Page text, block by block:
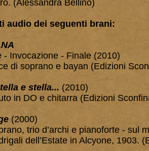
(Alessandra Bellino)
audio dei seguenti brani:
- Invocazione - Finale (2010)
di soprano e bayan (Edizioni
e stella... (2010)
in DO e chitarra (Edizioni
(2000)
trio d’archi e pianoforte - sul
dell’Estate in Alcyone, 1903.